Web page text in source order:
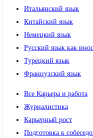
Итальянский язык
Китайский язык
Немецкий язык
Русский язык как
Турецкий язык
Французский язык
Все Карьера и работа
Журналистика
Карьерный рост
Подготовка к